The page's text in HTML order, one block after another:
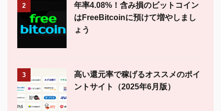
2
年率4.08%！含み損のビットコイン
はFreeBitcoinに預けて増やしまし
ょう
3
高い還元率で稼げるオススメのポイ
ントサイト（2025年6月版）